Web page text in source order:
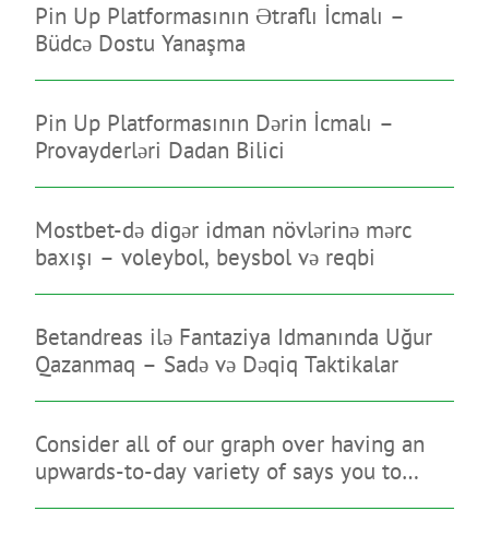
Pin Up Platformasının Ətraflı İcmalı –
Büdcə Dostu Yanaşma
Pin Up Platformasının Dərin İcmalı –
Provayderləri Dadan Bilici
Mostbet-də digər idman növlərinə mərc
baxışı – voleybol, beysbol və reqbi
Betandreas ilə Fantaziya Idmanında Uğur
Qazanmaq – Sadə və Dəqiq Taktikalar
Consider all of our graph over having an
upwards-to-day variety of says you to